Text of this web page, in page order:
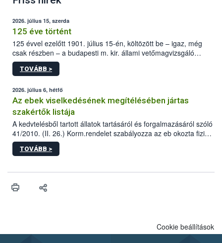
2026. július 15, szerda
125 éve történt
125 évvel ezelőtt 1901. július 15-én, költözött be – igaz, még
csak részben – a budapesti m. kir. állami vetőmagvizsgáló
állomás a Kis Rókus utca 15. szám alatti, Czigler Győző által
tervezett új épületébe.
TOVÁBB >
2026. július 6, hétfő
Az ebek viselkedésének megítélésében jártas
szakértők listája
A kedvtelésből tartott állatok tartásáról és forgalmazásáról szóló
41/2010. (II. 26.) Korm.rendelet szabályozza az eb okozta fizikai
sérülés, illetve ennek veszélye keletkezésekor felmerülő
hatósági feladatokat, valamint a veszélyes eb tartását és annak
vonni az ebek viselkedésének megítélésében jártas szakértőt.
TOVÁBB >
Cookie beállítások